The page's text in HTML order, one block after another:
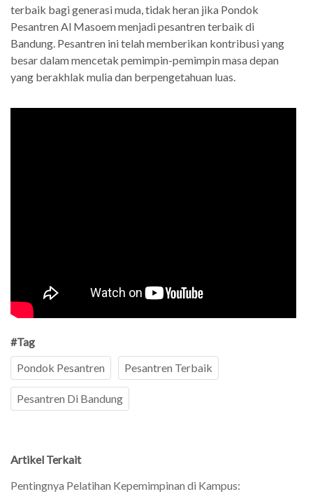
terbaik bagi generasi muda, tidak heran jika Pondok
Pesantren Al Masoem menjadi pesantren terbaik di
Bandung. Pesantren ini telah memberikan kontribusi yang
besar dalam mencetak pemimpin-pemimpin masa depan
yang berakhlak mulia dan berpengetahuan luas.
#Tag
Pondok Pesantren
Pesantren Terbaik
Pesantren Di Bandung
Artikel Terkait
Pentingnya Pelatihan Kepemimpinan di Kampus: